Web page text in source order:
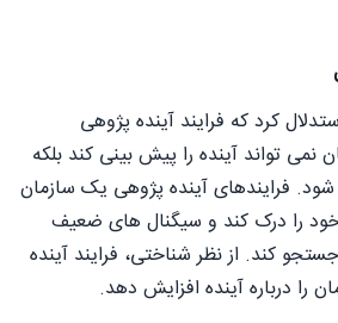
کرد که فرایند آینده پژوهی
نمی تواند آینده را پیش بینی کند بلکه
شود. فرایندهای آینده پژوهی یک سازمان
را درک کند و سیگنال های ضعیف
کند. از نظر شناختی، فرایند آینده
را درباره آینده افزایش دهد.